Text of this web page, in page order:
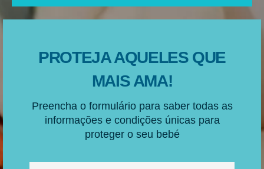
PROTEJA AQUELES QUE
MAIS AMA!
Preencha o formulário para saber todas as
informações e condições únicas para
proteger o seu bebé